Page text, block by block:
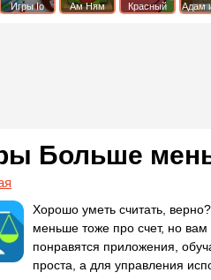
Игры Io Ам Ням
Красный
Адам
Больше
Хорошо уметь считать,
меньше тоже про счет, но
понравятся приложения,
проста, а для управления